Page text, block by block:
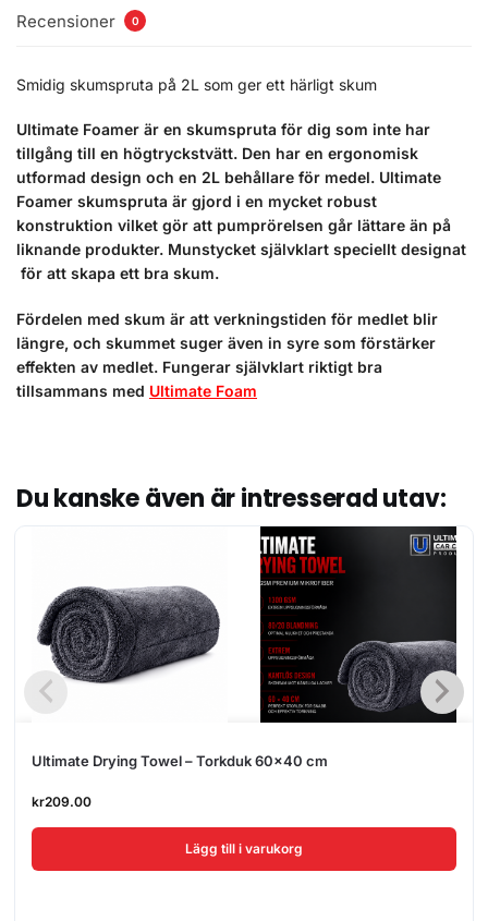
Recensioner 0
Smidig skumspruta på 2L som ger ett härligt skum
Ultimate Foamer är en skumspruta för dig som inte har
tillgång till en högtryckstvätt. Den har en ergonomisk
utformad design och en 2L behållare för medel. Ultimate
Foamer skumspruta är gjord i en mycket robust
konstruktion vilket gör att pumprörelsen går lättare än på
liknande produkter. Munstycket självklart speciellt designat
för att skapa ett bra skum.
Fördelen med skum är att verkningstiden för medlet blir
längre, och skummet suger även in syre som förstärker
effekten av medlet. Fungerar självklart riktigt bra
tillsammans med Ultimate Foam
Du kanske även är intresserad utav:
Ultimate Drying Towel – Torkduk 60×40 cm
kr209.00
Lägg till i varukorg